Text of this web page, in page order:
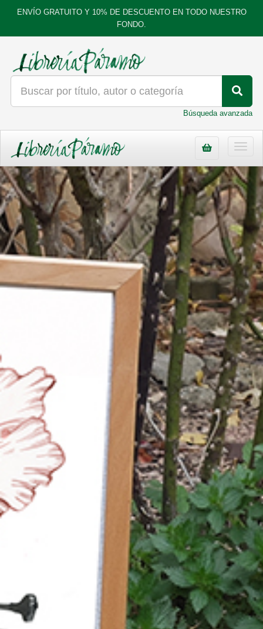
ENVÍO GRATUITO Y 10% DE DESCUENTO EN TODO NUESTRO
FONDO.
Búsqueda avanzada